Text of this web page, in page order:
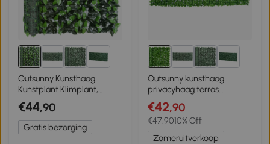
3+
Outsunny Kunsthaag
Kunstplant Klimplant,
Buitendecoratie,
Realistische uitstraling, 300
cm × 100 cm, Donkergroen
€44,90
Gratis bezorging
3+
Outsunny kunsthaag
privacyhaag terras
wanddecoratie
wandversiering
€42,90
€47,9010% Off
Zomeruitverkoop